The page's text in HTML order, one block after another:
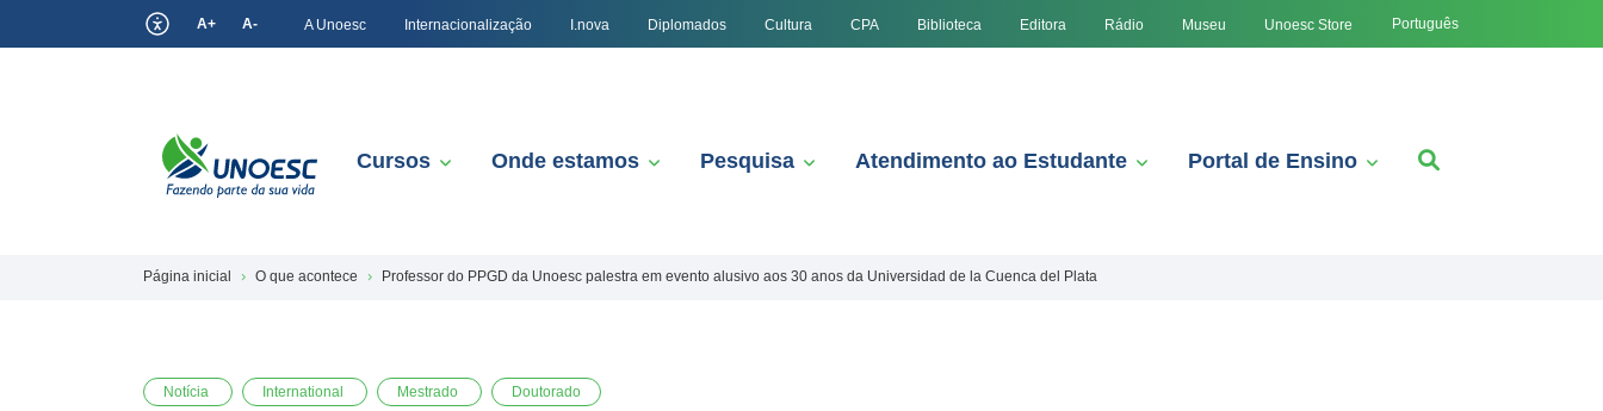
A+ A- A Unoesc Internacionalização I.nova Diplomados Cultura CPA Biblioteca Editora Rádio Museu Unoesc Store Português
Cursos Onde estamos Pesquisa Atendimento ao Estudante Portal de Ensino
Página inicial O que acontece Professor do PPGD da Unoesc palestra em evento alusivo aos 30 anos da Universidad de la Cuenca del Plata
Notícia International Mestrado Doutorado